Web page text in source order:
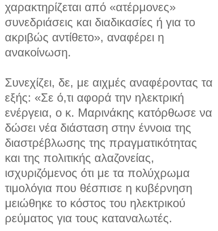
χαρακτηρίζεται από «ατέρμονες»
συνεδριάσεις και διαδικασίες ή για το
ακριβώς αντίθετο», αναφέρει η
ανακοίνωση.
Συνεχίζει, δε, με αιχμές αναφέροντας τα
εξής: «Σε ό,τι αφορά την ηλεκτρική
ενέργεια, ο κ. Μαρινάκης κατόρθωσε να
δώσει νέα διάσταση στην έννοια της
διαστρέβλωσης της πραγματικότητας
και της πολιτικής αλαζονείας,
ισχυριζόμενος ότι με τα πολύχρωμα
τιμολόγια που θέσπισε η κυβέρνηση
μειώθηκε το κόστος του ηλεκτρικού
ρεύματος για τους καταναλωτές.